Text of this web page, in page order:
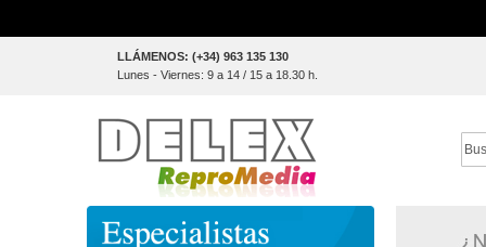
LLÁMENOS: (+34) 963 135 130
Lunes - Viernes: 9 a 14 / 15 a 18.30 h.